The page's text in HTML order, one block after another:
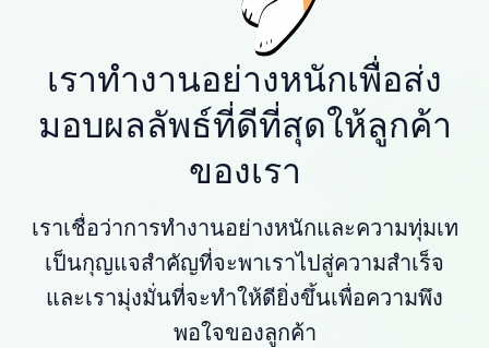
เราทำงานอย่างหนักเพื่อส่ง
มอบผลลัพธ์ที่ดีที่สุดให้ลูกค้า
ของเรา
เราเชื่อว่าการทำงานอย่างหนักและความทุ่มเท
เป็นกุญแจสำคัญที่จะพาเราไปสู่ความสำเร็จ
และเรามุ่งมั่นที่จะทำให้ดียิ่งขึ้นเพื่อความพึง
พอใจของลูกค้า